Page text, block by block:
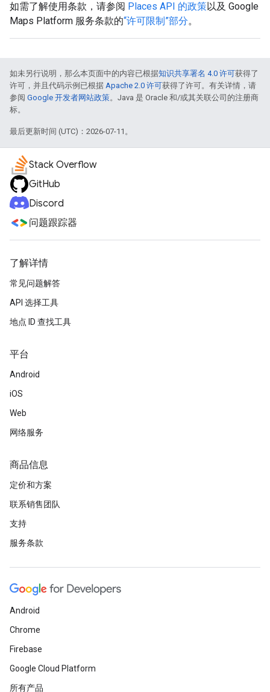
如需了解使用条款，请参阅 Places API 的政策以及 Google
Maps Platform 服务条款的“许可限制”部分。
如未另行说明，那么本页面中的内容已根据知识共享署名 4.0 许可获得了
许可，并且代码示例已根据 Apache 2.0 许可获得了许可。有关详情，请
参阅 Google 开发者网站政策。Java 是 Oracle 和/或其关联公司的注册商
标。
最后更新时间 (UTC)：2026-07-11。
Stack Overflow
GitHub
Discord
问题跟踪器
了解详情
常见问题解答
API 选择工具
地点 ID 查找工具
平台
Android
iOS
Web
网络服务
商品信息
定价和方案
联系销售团队
支持
服务条款
Android
Chrome
Firebase
Google Cloud Platform
所有产品